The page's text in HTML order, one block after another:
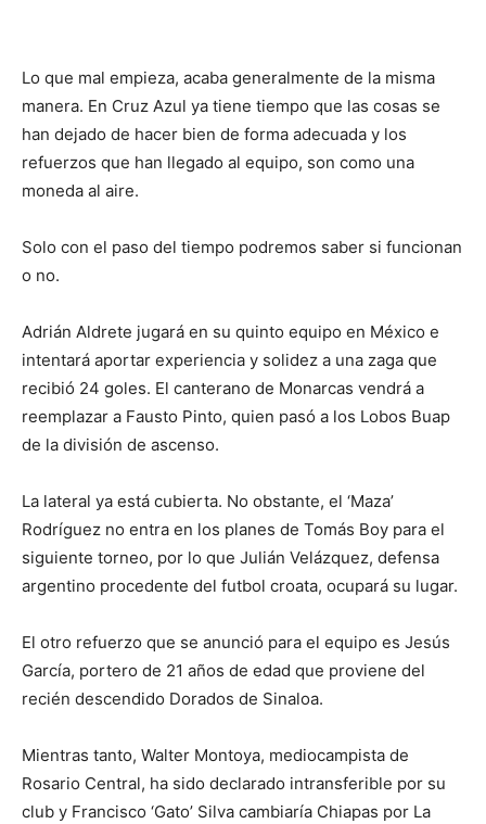
Lo que mal empieza, acaba generalmente de la misma
manera. En Cruz Azul ya tiene tiempo que las cosas se
han dejado de hacer bien de forma adecuada y los
refuerzos que han llegado al equipo, son como una
moneda al aire.
Solo con el paso del tiempo podremos saber si funcionan
o no.
Adrián Aldrete jugará en su quinto equipo en México e
intentará aportar experiencia y solidez a una zaga que
recibió 24 goles. El canterano de Monarcas vendrá a
reemplazar a Fausto Pinto, quien pasó a los Lobos Buap
de la división de ascenso.
La lateral ya está cubierta. No obstante, el ‘Maza’
Rodríguez no entra en los planes de Tomás Boy para el
siguiente torneo, por lo que Julián Velázquez, defensa
argentino procedente del futbol croata, ocupará su lugar.
El otro refuerzo que se anunció para el equipo es Jesús
García, portero de 21 años de edad que proviene del
recién descendido Dorados de Sinaloa.
Mientras tanto, Walter Montoya, mediocampista de
Rosario Central, ha sido declarado intransferible por su
club y Francisco ‘Gato’ Silva cambiaría Chiapas por La